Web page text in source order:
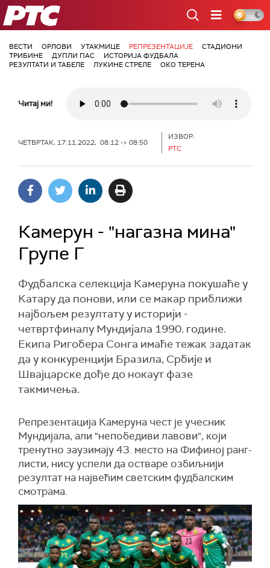
РТС
ВЕСТИ ОРЛОВИ УТАКМИЦЕ РЕПРЕЗЕНТАЦИЈЕ
СТАДИОНИ
ТРИБИНЕ
ДУПЛИ ПАС
ИСТОРИЈА ФУДБАЛА
РЕЗУЛТАТИ И ТАБЕЛЕ
ЛУКИНЕ СТРЕЛЕ ОКО ТЕРЕНА
Читај ми!
ЧЕТВРТАК, 17.11.2022, 08:12 -> 08:50
ИЗВОР:
РТС
Камерун - "нагазна мина"
Групе Г
Фудбалска селекција Камеруна покушаће у
Катару да понови, или се макар приближи
најбољем резултату у историји -
четвртфиналу Мундијала 1990. године.
Екипа Ригобера Сонга имаће тежак задатак
да у конкуренцији Бразила, Србије и
Швајцарске дође до нокаут фазе
такмичења.
Репрезентација Камеруна чест је учесник
Мундијала, али "непобедиви лавови", који
тренутно заузимају 43. место на Фифиној ранг-
листи, нису успели да остваре озбиљнији
резултат на највећим светским фудбалским
смотрама.